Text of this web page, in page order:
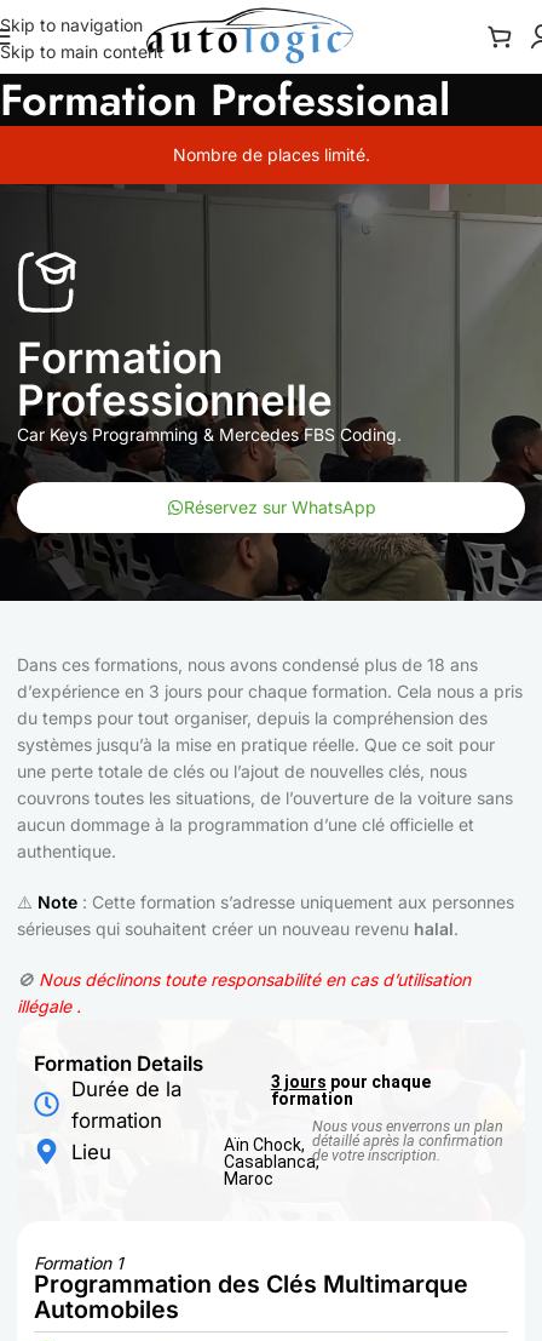
Skip to navigation
Skip to main content
Formation Professional
Nombre de places limité.
Formation
Professionnelle
Car Keys Programming & Mercedes FBS Coding.
Réservez sur WhatsApp
Dans ces formations, nous avons condensé plus de 18 ans
d’expérience en 3 jours pour chaque formation. Cela nous a pris
du temps pour tout organiser, depuis la compréhension des
systèmes jusqu’à la mise en pratique réelle. Que ce soit pour
une perte totale de clés ou l’ajout de nouvelles clés, nous
couvrons toutes les situations, de l’ouverture de la voiture sans
aucun dommage à la programmation d’une clé officielle et
authentique.
⚠️ Note : Cette formation s’adresse uniquement aux personnes
sérieuses qui souhaitent créer un nouveau revenu halal.
🚫 Nous déclinons toute responsabilité en cas d’utilisation
illégale .
Formation Details
Durée de la
formation
3 jours pour chaque
formation
Lieu
Aïn Chock,
Casablanca,
Maroc
Nous vous enverrons un plan
détaillé après la confirmation
de votre inscription.
Formation 1
Programmation des Clés Multimarque
Automobiles